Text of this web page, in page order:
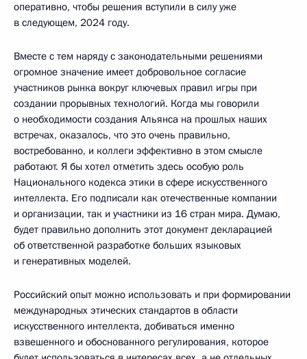
оперативно, чтобы решения вступили в силу уже
в следующем, 2024 году.
Вместе с тем наряду с законодательными решениями
огромное значение имеет добровольное согласие
участников рынка вокруг ключевых правил игры при
создании прорывных технологий. Когда мы говорили
о необходимости создания Альянса на прошлых наших
встречах, оказалось, что это очень правильно,
востребованно, и коллеги эффективно в этом смысле
работают. Я бы хотел отметить здесь особую роль
Национального кодекса этики в сфере искусственного
интеллекта. Его подписали как отечественные компании
и организации, так и участники из 16 стран мира. Думаю,
будет правильно дополнить этот документ декларацией
об ответственной разработке больших языковых
и генеративных моделей.
Российский опыт можно использовать и при формировании
международных этических стандартов в области
искусственного интеллекта, добиваться именно
взвешенного и обоснованного регулирования, которое